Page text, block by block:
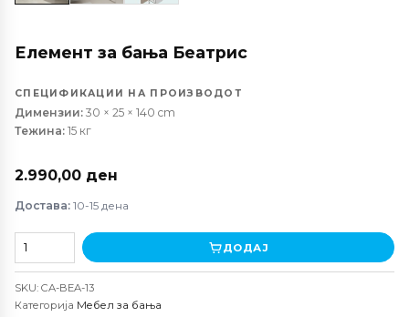
Елемент за бања Беатрис
СПЕЦИФИКАЦИИ НА ПРОИЗВОДОТ
Димензии: 30 × 25 × 140 cm
Тежина: 15 кг
2.990,00 ден
Достава: 10-15 дена
бања
Беатрис
количина
ДОДАЈ
SKU: CA-BEA-13
Категорија Мебел за бања